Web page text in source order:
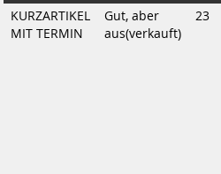
KURZARTIKEL
MIT TERMIN
Gut, aber
aus(verkauft)
23